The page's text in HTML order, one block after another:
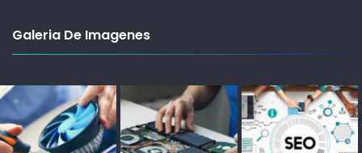
Galeria De Imagenes